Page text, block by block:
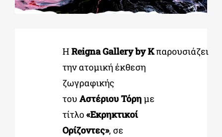
ΗReigna Gallery by Kπαρουσιάζει
την ατομική έκθεση
ζωγραφικής
του Αστέριου Τόρημε
τίτλο«Εκρηκτικοί
Ορίζοντες», σε